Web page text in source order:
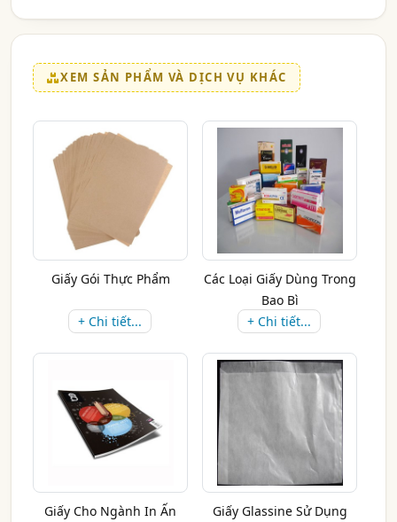
XEM SẢN PHẨM VÀ DỊCH VỤ KHÁC
Giấy Gói Thực Phẩm
+ Chi tiết...
Các Loại Giấy Dùng Trong
Bao Bì
+ Chi tiết...
Giấy Cho Ngành In Ấn
Giấy Glassine Sử Dụng